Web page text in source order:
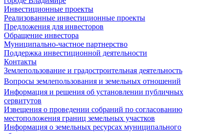
Инвестиционные проекты
Реализованные инвестиционные проекты
Предложения для инвесторов
Обращение инвестора
Муниципально-частное партнерство
Поддержка инвестиционной деятельности
Контакты
Землепользование и градостроительная деятельность
Вопросы землепользования и земельных отношений
Информация и решения об установлении публичных
сервитутов
Извещения о проведении собраний по согласованию
местоположения границ земельных участков
Информация о земельных ресурсах муниципального